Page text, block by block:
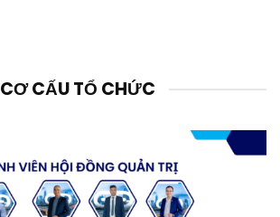
CƠ CẤU TỔ CHỨC